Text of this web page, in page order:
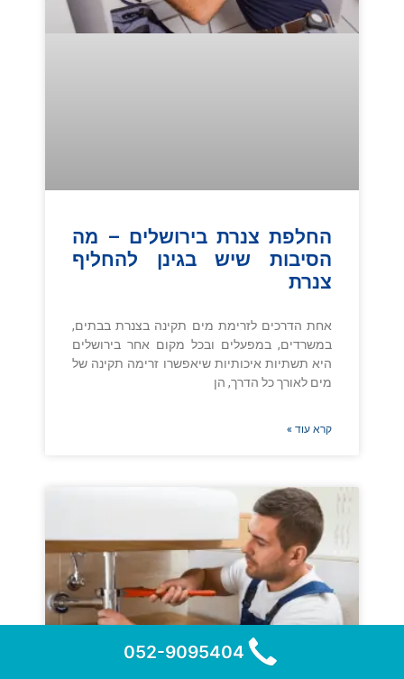
החלפת צנרת בירושלים – מה
הסיבות שיש בגינן להחליף
צנרת
אחת הדרכים לזרימת מים תקינה בצנרת בבתים,
במשרדים, במפעלים ובכל מקום אחר בירושלים
היא תשתיות איכותיות שיאפשרו זרימה תקינה של
מים לאורך כל הדרך, הן
קרא עוד »
052-9095404